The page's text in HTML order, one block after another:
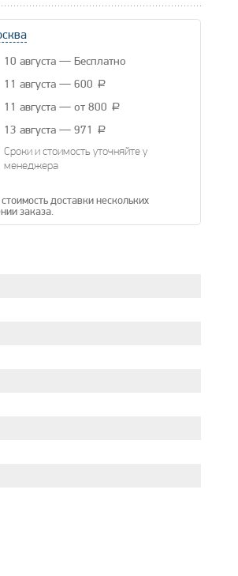
10 августа — Бесплатно
11 августа — 600 a
11 августа — от 800 a
13 августа — 971 a
Сроки и стоимость уточняйте у
менеджера
доставки нескольких
заказа.